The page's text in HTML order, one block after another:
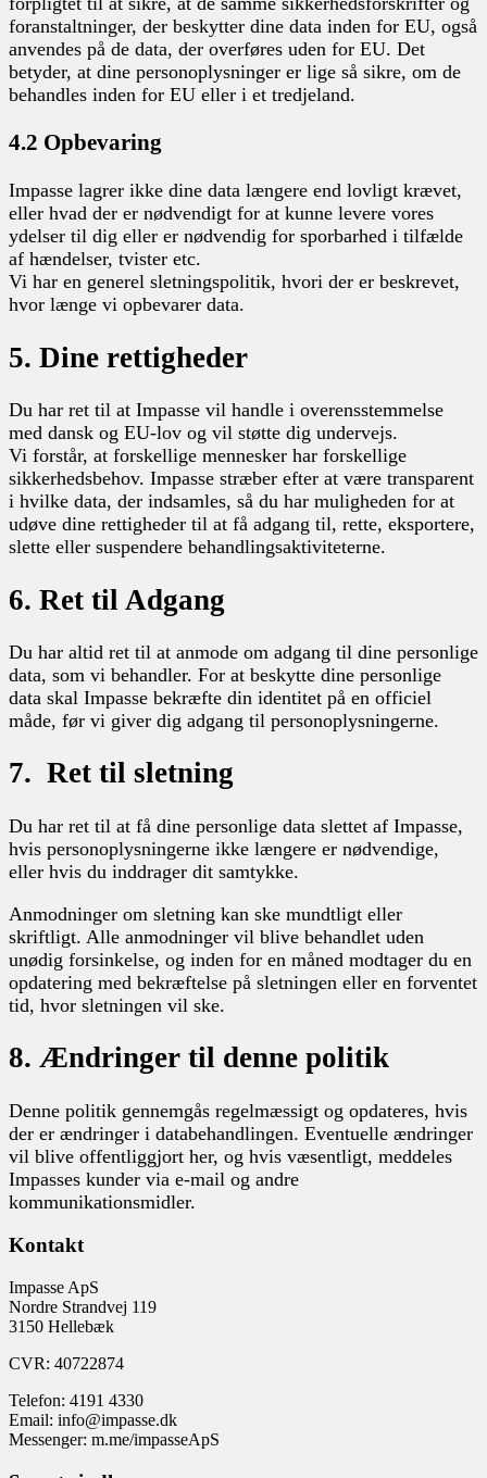
foranstaltninger, der beskytter dine data inden for EU, også
anvendes på de data, der overføres uden for EU. Det
betyder, at dine personoplysninger er lige så sikre, om de
behandles inden for EU eller i et tredjeland.
4.2 Opbevaring
Impasse lagrer ikke dine data længere end lovligt krævet,
eller hvad der er nødvendigt for at kunne levere vores
ydelser til dig eller er nødvendig for sporbarhed i tilfælde
af hændelser, tvister etc.
Vi har en generel sletningspolitik, hvori der er beskrevet,
hvor længe vi opbevarer data.
5. Dine rettigheder
Du har ret til at Impasse vil handle i overensstemmelse
med dansk og EU-lov og vil støtte dig undervejs.
Vi forstår, at forskellige mennesker har forskellige
sikkerhedsbehov. Impasse stræber efter at være transparent
i hvilke data, der indsamles, så du har muligheden for at
udøve dine rettigheder til at få adgang til, rette, eksportere,
slette eller suspendere behandlingsaktiviteterne.
6. Ret til Adgang
Du har altid ret til at anmode om adgang til dine personlige
data, som vi behandler. For at beskytte dine personlige
data skal Impasse bekræfte din identitet på en officiel
måde, før vi giver dig adgang til personoplysningerne.
7. Ret til sletning
Du har ret til at få dine personlige data slettet af Impasse,
hvis personoplysningerne ikke længere er nødvendige,
eller hvis du inddrager dit samtykke.
Anmodninger om sletning kan ske mundtligt eller
skriftligt. Alle anmodninger vil blive behandlet uden
unødig forsinkelse, og inden for en måned modtager du en
opdatering med bekræftelse på sletningen eller en forventet
tid, hvor sletningen vil ske.
8. Ændringer til denne politik
Denne politik gennemgås regelmæssigt og opdateres, hvis
der er ændringer i databehandlingen. Eventuelle ændringer
vil blive offentliggjort her, og hvis væsentligt, meddeles
Impasses kunder via e-mail og andre
kommunikationsmidler.
Kontakt
Impasse ApS
Nordre Strandvej 119
3150 Hellebæk
CVR: 40722874
Telefon: 4191 4330
Email: info@impasse.dk
Messenger: m.me/impasseApS